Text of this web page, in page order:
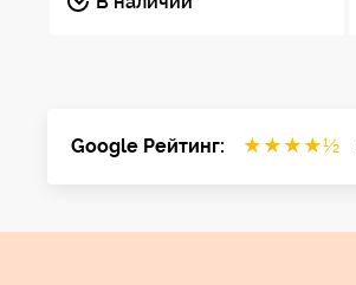
Google Рейтинг: ★ ★ ★ ★½